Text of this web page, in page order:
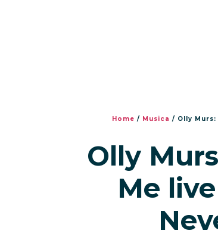
Home / Musica / Olly
Olly
Me